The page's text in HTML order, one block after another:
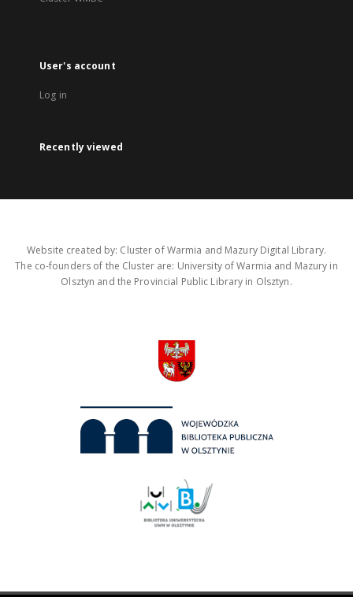
User's account
Log in
Recently viewed
Website created by: Cluster of Warmia and Mazury Digital Library.
The co-founders of the Cluster are: University of Warmia and Mazury in
Olsztyn and the Provincial Public Library in Olsztyn.